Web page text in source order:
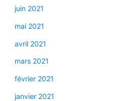
juin 2021
mai 2021
avril 2021
mars 2021
février 2021
janvier 2021